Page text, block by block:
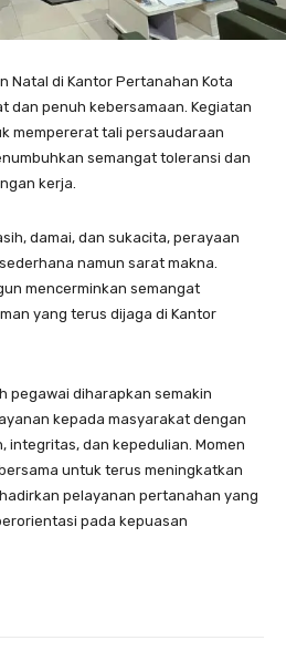
Natal di Kantor Pertanahan Kota
dan penuh kebersamaan. Kegiatan
mempererat tali persaudaraan
semangat toleransi dan
kerja.
damai, dan sukacita, perayaan
namun sarat makna.
mencerminkan semangat
yang terus dijaga di Kantor
pegawai diharapkan semakin
kepada masyarakat dengan
integritas, dan kepedulian. Momen
untuk terus meningkatkan
pelayanan pertanahan yang
pada kepuasan